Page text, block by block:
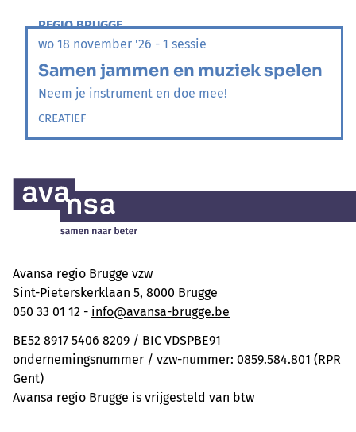
REGIO BRUGGE
wo 18 november '26 - 1 sessie
Samen jammen en muziek spelen
Neem je instrument en doe mee!
CREATIEF
Avansa regio Brugge vzw
Sint-Pieterskerklaan 5, 8000 Brugge
050 33 01 12 - info@avansa-brugge.be
BE52 8917 5406 8209 / BIC VDSPBE91
ondernemingsnummer / vzw-nummer: 0859.584.801 (RPR
Gent)
Avansa regio Brugge is vrijgesteld van btw